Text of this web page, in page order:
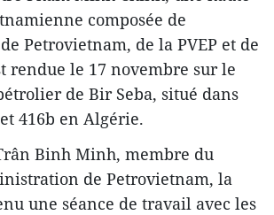
composée de
Petrovietnam, de la PVEP et de
rendue le 17 novembre sur le
de Bir Seba, situé dans
416b en Algérie.
Binh Minh, membre du
de Petrovietnam, la
une séance de travail avec les